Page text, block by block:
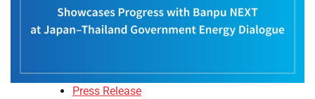
Press Release